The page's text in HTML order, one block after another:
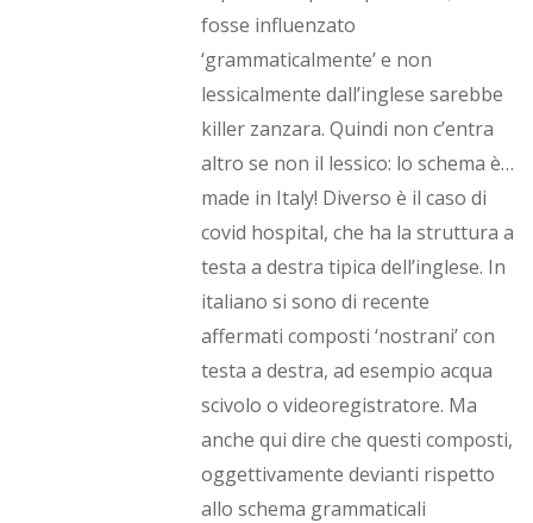
fosse influenzato
‘grammaticalmente’ e non
lessicalmente dall’inglese sarebbe
killer zanzara. Quindi non c’entra
altro se non il lessico: lo schema è…
made in Italy! Diverso è il caso di
covid hospital, che ha la struttura a
testa a destra tipica dell’inglese. In
italiano si sono di recente
affermati composti ‘nostrani’ con
testa a destra, ad esempio acqua
scivolo o videoregistratore. Ma
anche qui dire che questi composti,
oggettivamente devianti rispetto
allo schema grammaticali